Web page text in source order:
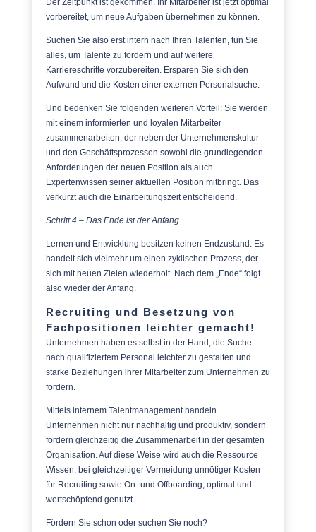
Der Zeitpunkt ist gekommen. Ihr Mitarbeiter ist jetzt optimal
vorbereitet, um neue Aufgaben übernehmen zu können.
Suchen Sie also erst intern nach Ihren Talenten, tun Sie
alles, um Talente zu fördern und auf weitere
Karriereschritte vorzubereiten. Ersparen Sie sich den
Aufwand und die Kosten einer externen Personalsuche.
Und bedenken Sie folgenden weiteren Vorteil: Sie werden
mit einem informierten und loyalen Mitarbeiter
zusammenarbeiten, der neben der Unternehmenskultur
und den Geschäftsprozessen sowohl die grundlegenden
Anforderungen der neuen Position als auch
Expertenwissen seiner aktuellen Position mitbringt. Das
verkürzt auch die Einarbeitungszeit entscheidend.
Schritt 4 – Das Ende ist der Anfang
Lernen und Entwicklung besitzen keinen Endzustand. Es
handelt sich vielmehr um einen zyklischen Prozess, der
sich mit neuen Zielen wiederholt. Nach dem „Ende“ folgt
also wieder der Anfang.
Recruiting und Besetzung von
Fachpositionen leichter gemacht!
Unternehmen haben es selbst in der Hand, die Suche
nach qualifiziertem Personal leichter zu gestalten und
starke Beziehungen ihrer Mitarbeiter zum Unternehmen zu
fördern.
Mittels internem Talentmanagement handeln
Unternehmen nicht nur nachhaltig und produktiv, sondern
fördern gleichzeitig die Zusammenarbeit in der gesamten
Organisation. Auf diese Weise wird auch die Ressource
Wissen, bei gleichzeitiger Vermeidung unnötiger Kosten
für Recruiting sowie On- und Offboarding, optimal und
wertschöpfend genutzt.
Fördern Sie schon oder suchen Sie noch?